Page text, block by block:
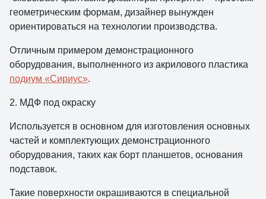
геометрическим формам, дизайнер вынужден
ориентироваться на технологии производства.
Отличным примером демонстрационного
оборудования, выполненного из акрилового пластика
подиум «Сириус».
2. МДФ под окраску
Используется в основном для изготовления основных
частей и комплектующих демонстрационного
оборудования, таких как борт планшетов, основания
подставок.
Такие поверхности окрашиваются в специальной